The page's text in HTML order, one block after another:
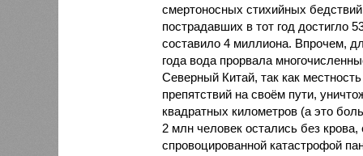
смертоносных стихийных
пострадавших в тот год достигло
составило 4 миллиона. Впрочем,
года вода прорвала
Северный Китай, так как
препятствий на своём пути,
квадратных километров (а это
2 млн человек остались без
спровоцированной катастрофой